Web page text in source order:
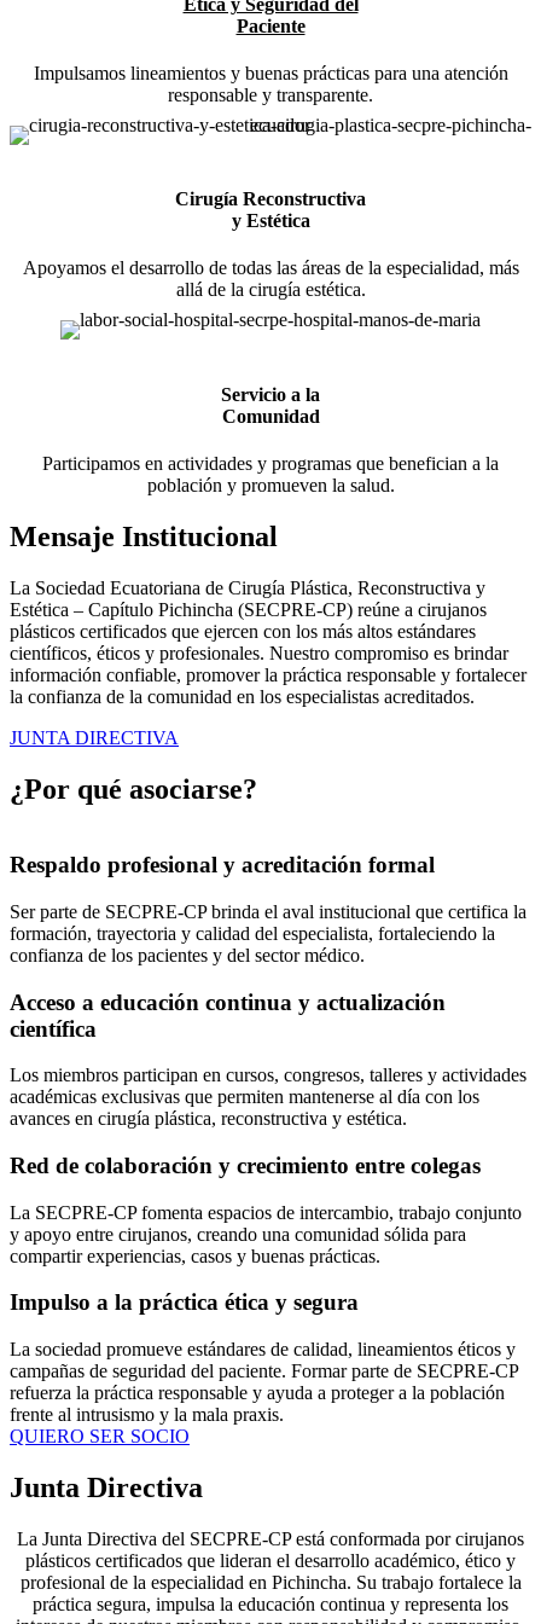
Paciente
Impulsamos lineamientos y buenas prácticas para una atención
responsable y transparente.
Cirugía Reconstructiva
y Estética
Apoyamos el desarrollo de todas las áreas de la especialidad, más
allá de la cirugía estética.
Servicio a la
Comunidad
Participamos en actividades y programas que benefician a la
población y promueven la salud.
Mensaje Institucional
La Sociedad Ecuatoriana de Cirugía Plástica, Reconstructiva y
Estética – Capítulo Pichincha (SECPRE-CP) reúne a cirujanos
plásticos certificados que ejercen con los más altos estándares
científicos, éticos y profesionales. Nuestro compromiso es brindar
información confiable, promover la práctica responsable y fortalecer
la confianza de la comunidad en los especialistas acreditados.
JUNTA DIRECTIVA
¿Por qué asociarse?
Respaldo profesional y acreditación formal
Ser parte de SECPRE-CP brinda el aval institucional que certifica la
formación, trayectoria y calidad del especialista, fortaleciendo la
confianza de los pacientes y del sector médico.
Acceso a educación continua y actualización
científica
Los miembros participan en cursos, congresos, talleres y actividades
académicas exclusivas que permiten mantenerse al día con los
avances en cirugía plástica, reconstructiva y estética.
Red de colaboración y crecimiento entre colegas
La SECPRE-CP fomenta espacios de intercambio, trabajo conjunto
y apoyo entre cirujanos, creando una comunidad sólida para
compartir experiencias, casos y buenas prácticas.
Impulso a la práctica ética y segura
La sociedad promueve estándares de calidad, lineamientos éticos y
campañas de seguridad del paciente. Formar parte de SECPRE-CP
refuerza la práctica responsable y ayuda a proteger a la población
frente al intrusismo y la mala praxis.
QUIERO SER SOCIO
Junta Directiva
La Junta Directiva del SECPRE-CP está conformada por cirujanos
plásticos certificados que lideran el desarrollo académico, ético y
profesional de la especialidad en Pichincha. Su trabajo fortalece la
práctica segura, impulsa la educación continua y representa los